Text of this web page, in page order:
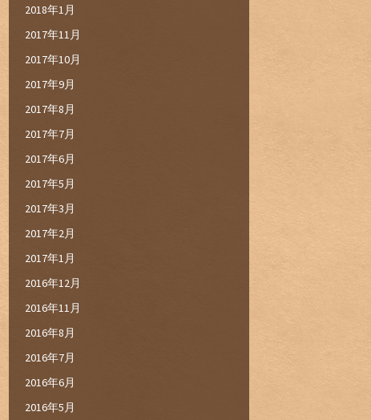
2018年1月
2017年11月
2017年10月
2017年9月
2017年8月
2017年7月
2017年6月
2017年5月
2017年3月
2017年2月
2017年1月
2016年12月
2016年11月
2016年8月
2016年7月
2016年6月
2016年5月